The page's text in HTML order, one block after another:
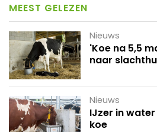
MEEST GELEZEN
Nieuws
'Koe na 5,5
naar
Nieuws
IJzer in
koe